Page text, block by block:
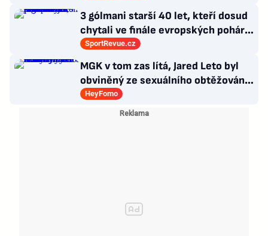
3 gólmani starší 40 let, kteří dosud
chytali ve finále evropských pohárů.
Všichni odešli ze hřiště jako
SportRevue.cz
MGK v tom zas lítá, Jared Leto byl
obviněný ze sexuálního obtěžování
a zemřely Bonnie Tyler a Mary
HeyFomo